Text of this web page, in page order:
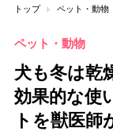
トップ ペット・動物
ペット・動物
犬も冬は乾
効果的な使
トを獣医師